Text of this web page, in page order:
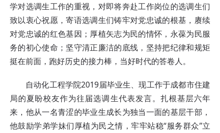
学对选调生工作的重视，对即将奔赴工作岗位的选调生们
致以衷心祝愿，寄语选调生们铸牢对党忠诚的根基，赓续
对党忠诚的红色基因；厚植矢志为民的情怀，永葆为民服
务的初心使命；坚守清正廉洁的底线，坚持把纪律和规矩
挺在前面，跑好历史的接力棒，当好时代的答卷人。
自动化工程学院2019届毕业生、现工作于成都市住建
局的夏盼校友作为往届选调生代表发言。扎根基层六年
来，他从一名青涩的毕业生成长为独当一面的基层干部，
他鼓励学弟学妹们厚植为民之情，牢牢站稳“服务群众”立